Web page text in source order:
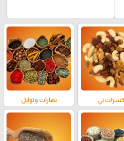
ني بهارات وتوابل